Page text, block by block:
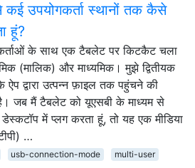
कई उपयोगकर्ता स्थानों तक कैसे
हूं?
के साथ एक टैबलेट पर किटकैट चला
(मालिक) और माध्यमिक। मुझे द्वितीयक
ऐप द्वारा उत्पन्न फ़ाइल तक पहुंचने की
जब मैं टैबलेट को यूएसबी के माध्यम से
में प्लग करता हूं, तो यह एक मीडिया
…
usb-connection-mode multi-user